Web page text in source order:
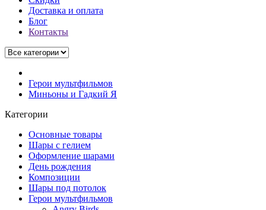
Доставка и оплата
Блог
Контакты
Герои мультфильмов
Миньоны и Гадкий Я
Категории
Основные товары
Шары с гелием
Оформление шарами
День рождения
Композиции
Шары под потолок
Герои мультфильмов